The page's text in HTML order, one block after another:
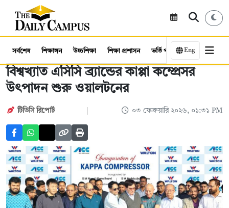
সর্বশেষ শিক্ষাঙ্গন উচ্চশিক্ষা শিক্ষা প্রশাসন ভর্তি পরীক্ষা কর্মসংস্থান
Eng
বিশ্বখ্যাত এসিসি ব্র্যান্ডের কাপ্পা কম্প্রেসর
উৎপাদন শুরু ওয়ালটনের
টিডিসি রিপোর্ট ০৩ ফেব্রুয়ারি ২০২৬, ০১:৩১ PM